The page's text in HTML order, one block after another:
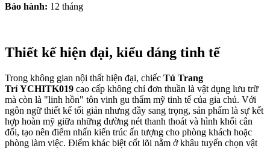
Bảo hành: 12 tháng
Thiết kế hiện đại, kiểu dáng tinh tế
Trong không gian nội thất hiện đại, chiếc Tủ Trang
Trí YCHITK019 cao cấp không chỉ đơn thuần là vật dụng lưu trữ
mà còn là "linh hồn" tôn vinh gu thẩm mỹ tinh tế của gia chủ. Với
ngôn ngữ thiết kế tối giản nhưng đầy sang trọng, sản phẩm là sự kết
hợp hoàn mỹ giữa những đường nét thanh thoát và hình khối cân
đối, tạo nên điểm nhấn kiến trúc ấn tượng cho phòng khách hoặc
phòng làm việc. Điểm khác biệt cốt lõi nằm ở khâu tuyển chọn vật